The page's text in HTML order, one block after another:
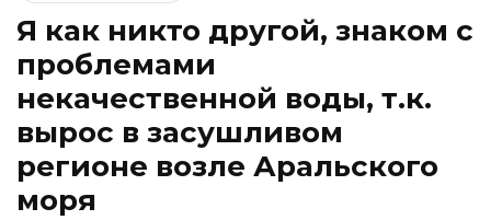
Я как никто другой, знаком c
проблемами
некачественной воды, т.к.
вырос в засушливом
регионе возле Аральского
моря